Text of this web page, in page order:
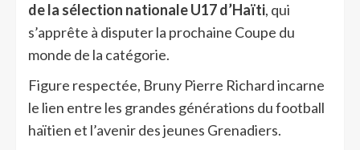
de la sélection nationale U17 d’Haïti, qui
s’apprête à disputer la prochaine Coupe du
monde de la catégorie.
Figure respectée, Bruny Pierre Richard incarne
le lien entre les grandes générations du football
haïtien et l’avenir des jeunes Grenadiers.